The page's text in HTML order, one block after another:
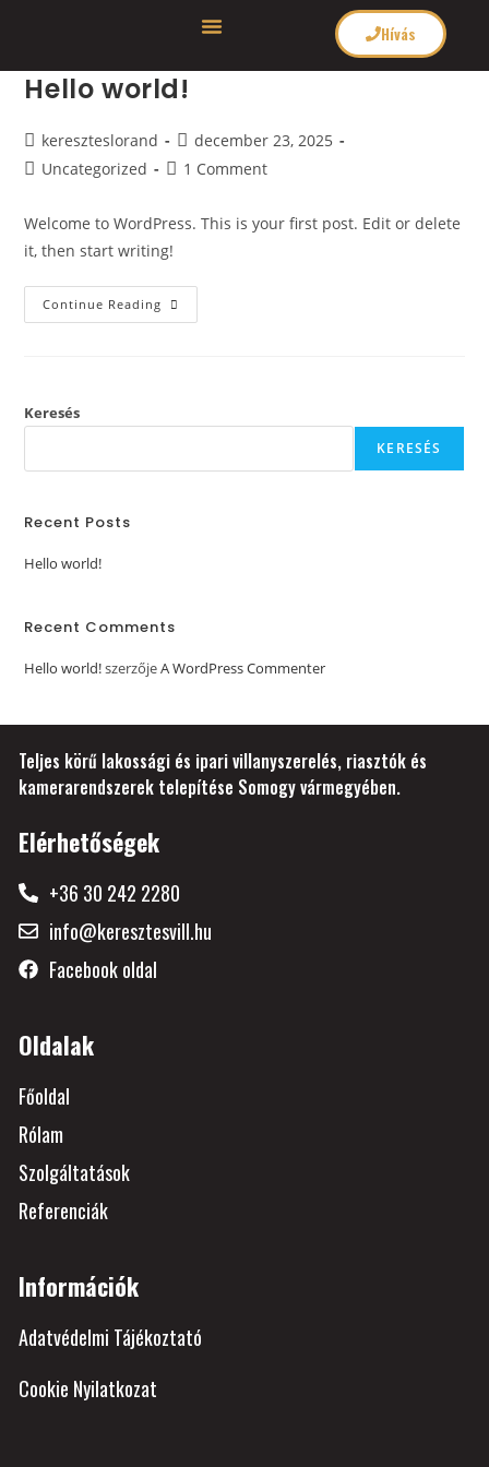
Hívás
Hello world!
kereszteslorand
december 23, 2025
Uncategorized
1 Comment
Welcome to WordPress. This is your first post. Edit or delete
it, then start writing!
Continue Reading
Keresés
KERESÉS
Recent Posts
Hello world!
Recent Comments
Hello world!szerzőjeA WordPress Commenter
Teljes körű lakossági és ipari villanyszerelés, riasztók és
kamerarendszerek telepítése Somogy vármegyében.
Elérhetőségek
+36 30 242 2280
info@keresztesvill.hu
Facebook oldal
Oldalak
Főoldal
Rólam
Szolgáltatások
Referenciák
Információk
Adatvédelmi Tájékoztató
Cookie Nyilatkozat